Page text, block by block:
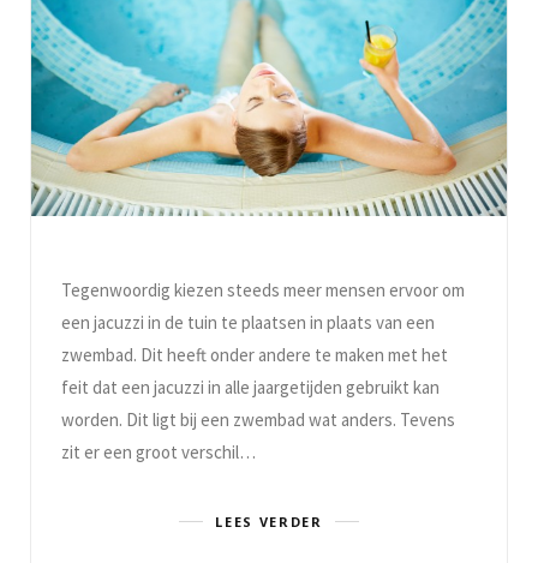
Tegenwoordig kiezen steeds meer mensen ervoor om
een jacuzzi in de tuin te plaatsen in plaats van een
zwembad. Dit heeft onder andere te maken met het
feit dat een jacuzzi in alle jaargetijden gebruikt kan
worden. Dit ligt bij een zwembad wat anders. Tevens
zit er een groot verschil…
LEES VERDER